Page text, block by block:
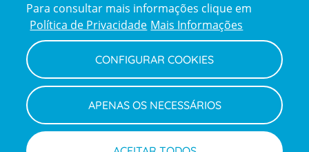
Reclamações
e
elogios
Policy
Política de Privacidade e Cookies
Termos e Condições
Declaração de Acessibilidade
Canal de Denúncias
Informações legais
Para consultar mais informações clique em
Política de Privacidade Mais Informações
CONFIGURAR COOKIES
APENAS OS NECESSÁRIOS